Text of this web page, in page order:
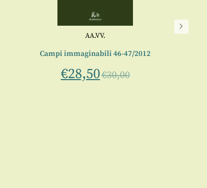
AA.VV.
Campi immaginabili 46-47/2012
€28,50€30,00